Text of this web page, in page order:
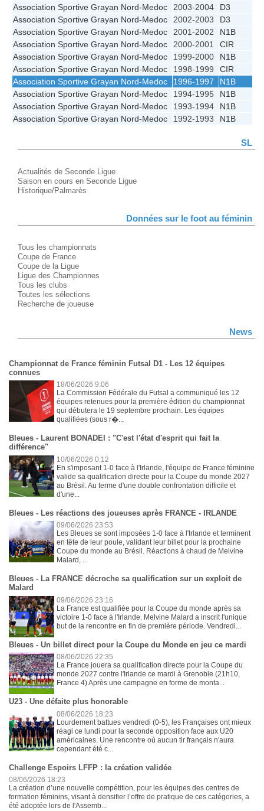
Association Sportive Grayan Nord-Medoc
2003-2004
D3
Association Sportive Grayan Nord-Medoc
2002-2003
D3
Association Sportive Grayan Nord-Medoc
2001-2002
N1B
Association Sportive Grayan Nord-Medoc
2000-2001
CIR
Association Sportive Grayan Nord-Medoc
1999-2000
N1B
Association Sportive Grayan Nord-Medoc
1998-1999
CIR
Association Sportive Grayan Nord-Medoc
1996-1997
N1B
Association Sportive Grayan Nord-Medoc
1994-1995
N1B
Association Sportive Grayan Nord-Medoc
1993-1994
N1B
Association Sportive Grayan Nord-Medoc
1992-1993 N1B
SL
Actualités de Seconde Ligue
Saison en cours en Seconde Ligue
Historique/Palmarès
Données sur le foot au féminin
Tous les championnats
Coupe de France
Coupe de la Ligue
Ligue des Championnes
Tous les clubs
Toutes les sélections
Recherche de joueuse
News
Championnat de France féminin Futsal D1 - Les 12 équipes
connues
18/06/2026 9:06
La Commission Fédérale du Futsal a communiqué les 12
équipes retenues pour la première édition du championnat
qui débutera le 19 septembre prochain. Les équipes
qualifiées (sous r�...
Bleues - Laurent BONADEI : "C'est l'état d'esprit qui fait la
différence"
10/06/2026 0:12
En s'imposant 1-0 face à l'Irlande, l'équipe de France féminine
valide sa qualification directe pour la Coupe du monde 2027
au Brésil. Au terme d'une double confrontation difficile et
d'une...
Bleues - Les réactions des joueuses après FRANCE - IRLANDE
09/06/2026 23:53
Les Bleues se sont imposées 1-0 face à l'Irlande et terminent
en tête de leur poule, validant leur billet pour la prochaine
Coupe du monde au Brésil. Réactions à chaud de Melvine
Malard, ...
Bleues - La FRANCE décroche sa qualification sur un exploit de
Malard
09/06/2026 23:16
La France est qualifiée pour la Coupe du monde après sa
victoire 1-0 face à l'Irlande. Melvine Malard a inscrit l'unique
but de la rencontre en fin de première période. Vendredi...
Bleues - Un billet direct pour la Coupe du Monde en jeu ce mardi
08/06/2026 22:35
La France jouera sa qualification directe pour la Coupe du
monde 2027 contre l'Irlande ce mardi à Grenoble (21h10,
France 4) Après une campagne en forme de monta...
U23 - Une défaite plus honorable
08/06/2026 18:23
Lourdement battues vendredi (0-5), les Françaises ont mieux
réagi ce lundi pour la seconde opposition face aux U20
américaines. Une rencontre où aucun tir français n'aura
cependant été c...
Challenge Espoirs LFFP : la création validée
08/06/2026 18:23
La création d’une nouvelle compétition, pour les équipes des centres de
formation féminins, visant à densifier l’offre de pratique de ces catégories, a
été adoptée lors de l'Assemb...